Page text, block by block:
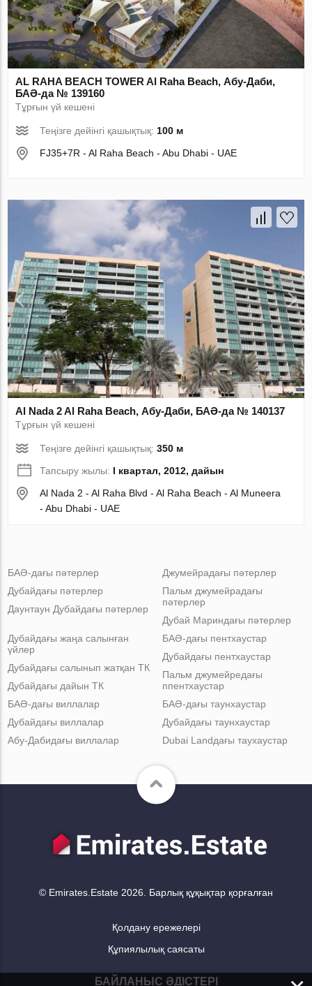
AL RAHA BEACH TOWER Al Raha Beach, Абу-Даби,
БАӘ-да № 139160
Тұрғын үй кешені
Теңізге дейінгі қашықтық: 100 м
FJ35+7R - Al Raha Beach - Abu Dhabi - UAE
Al Nada 2 Al Raha Beach, Абу-Даби, БАӘ-да № 140137
Тұрғын үй кешені
Теңізге дейінгі қашықтық:350 м
Тапсыру жылы: I квартал, 2012, дайын
Al Nada 2 - Al Raha Blvd - Al Raha Beach - Al Muneera
- Abu Dhabi - UAE
БАӘ-дағы пәтерлер
Дубайдағы пәтерлер
Даунтаун Дубайдағы пәтерлер
Джумейрадағы пәтерлер
Пальм джумейрадағы
пәтерлер
Дубай Мариндағы пәтерлер
Дубайдағы жаңа салынған
үйлер
Дубайдағы салынып жатқан ТК
Дубайдағы дайын ТК
БАӘ-дағы пентхаустар
Дубайдағы пентхаустар
Пальм джумейредағы
ппентхаустар
БАӘ-дағы виллалар
Дубайдағы виллалар
Абу-Дабидағы виллалар
БАӘ-дағы таунхаустар
Дубайдағы таунхаустар
Dubai Landдағы таухаустар
© Emirates.Estate 2026. Барлық құқықтар қорғалған
Қолдану ережелері
Құпиялылық саясаты
БАЙЛАНЫС ӘДІСТЕРІ